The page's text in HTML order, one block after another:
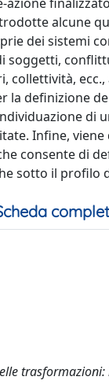
alcune
dei sistemi
soggetti,
collettività,
la definizione
di
Infine,
consente di
sotto il profilo